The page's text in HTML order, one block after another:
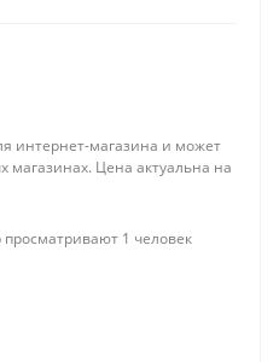
интернет-магазина и может
магазинах. Цена актуальна на
1 человек